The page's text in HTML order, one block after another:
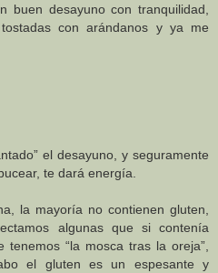
buen desayuno con tranquilidad,
con arándanos y ya me
el desayuno, y seguramente
te dará energía.
la mayoría no contienen gluten,
algunas que si contenía
“la mosca tras la oreja”,
el gluten es un espesante y